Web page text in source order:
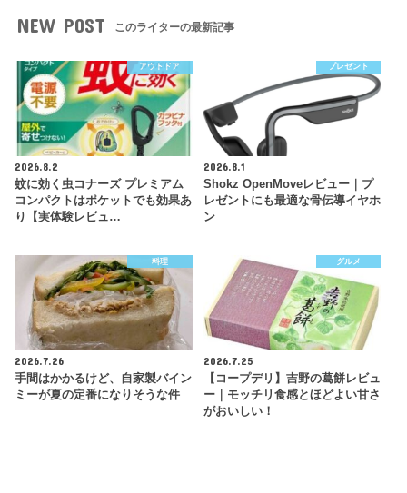
NEW POST このライターの最新記事
アウトドア
2026.8.2
蚊に効く虫コナーズ プレミアム
コンパクトはポケットでも効果あ
り【実体験レビュ…
プレゼント
2026.8.1
Shokz OpenMoveレビュー｜プ
レゼントにも最適な骨伝導イヤホ
ン
料理
2026.7.26
手間はかかるけど、自家製バイン
ミーが夏の定番になりそうな件
グルメ
2026.7.25
【コープデリ】吉野の葛餅レビュ
ー｜モッチリ食感とほどよい甘さ
がおいしい！